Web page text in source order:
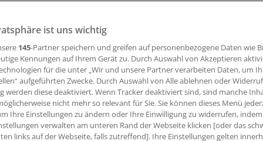
05:00 Uhr
Hausärzten, die bei dem Heidelberger WHO-Projekt zur
mitmachen! Etwa zwei Dutzend Allgemeinmediziner
Institut der Praxisärzte und dem WHO
ist uns wichtig
145-Partner speichern und greifen auf personenbezogene Daten wie
Kennungen auf Ihrem Gerät zu. Durch Auswahl von Akzeptieren
für die unter „Wir und unsere Partner verarbeiten Daten, um
aufgeführten Zwecke. Durch Auswahl von Alle ablehnen oder
werden diese deaktiviert. Wenn Tracker deaktiviert sind, sind manche
nicht mehr so relevant für Sie. Sie können dieses Menü
Ihre Einstellungen zu ändern oder Ihre Einwilligung zu widerrufen, indem
verwalten am unteren Rand der Webseite klicken [oder das
links auf der Webseite, falls zutreffend]. Ihre Einstellungen gelten